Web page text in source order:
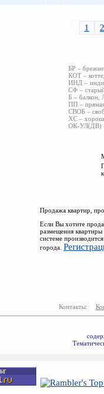
1 2
БР –
КОТ –
ИНД –
СФ –
Б – балкон,
ПП –
СВОБ –
ХС –
ОК-УЛ(ДВ) –
Продажа квартир,
Если Вы хотите
размещения
системе
города.
Контакты: